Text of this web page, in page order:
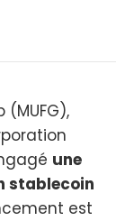
(MUFG),
une
stablecoin
est